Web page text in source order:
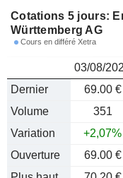
Cotations 5 jours:
Württemberg AG
Cours en différé Xetra
03/08/
Dernier
69.00 €
Volume
351
Variation
+2,07%
Ouverture
69.00 €